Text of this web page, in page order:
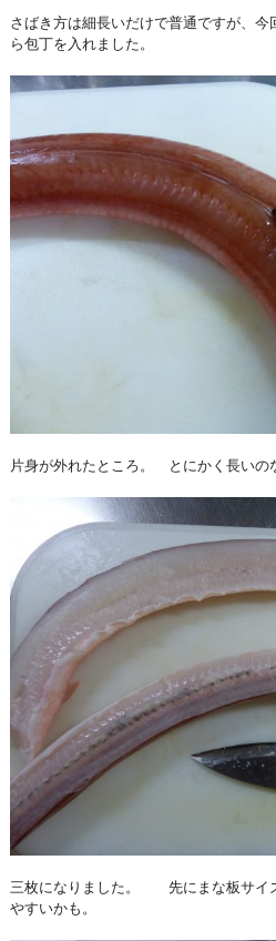
さばき方は細長いだけで普通ですが、
ら包丁を入れました。
片身が外れたところ。 とにかく長いの
三枚になりました。 先にまな板サイ
やすいかも。